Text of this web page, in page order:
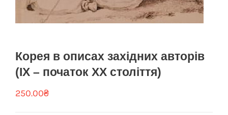
Корея в описах західних авторів
(ІХ – початок ХХ століття)
250.00₴